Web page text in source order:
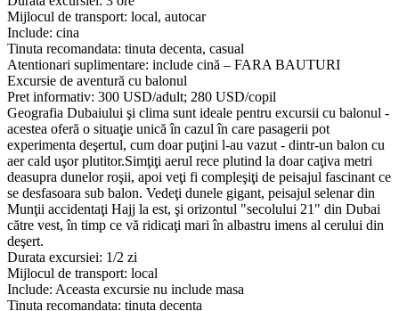
Mijlocul de transport: local, autocar
Include: cina
Tinuta recomandata: tinuta decenta, casual
Atentionari suplimentare: include cină – FARA BAUTURI
Excursie de aventură cu balonul
Pret informativ: 300 USD/adult; 280 USD/copil
Geografia Dubaiului şi clima sunt ideale pentru excursii cu balonul -
acestea oferă o situaţie unică în cazul în care pasagerii pot
experimenta deşertul, cum doar puţini l-au vazut - dintr-un balon cu
aer cald uşor plutitor.Simţiţi aerul rece plutind la doar caţiva metri
deasupra dunelor roşii, apoi veţi fi compleşiţi de peisajul fascinant ce
se desfasoara sub balon. Vedeţi dunele gigant, peisajul selenar din
Munţii accidentaţi Hajj la est, şi orizontul "secolului 21" din Dubai
către vest, în timp ce vă ridicaţi mari în albastru imens al cerului din
deşert.
Durata excursiei: 1/2 zi
Mijlocul de transport: local
Include: Aceasta excursie nu include masa
Tinuta recomandata: tinuta decenta